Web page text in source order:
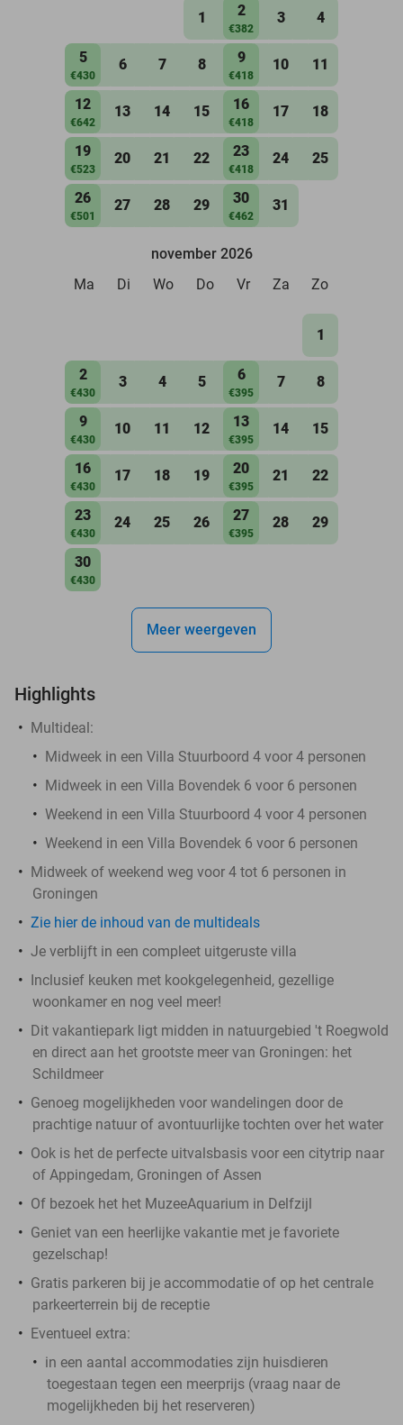
1 2
€382
3 4
5
€430
6 7 8 9
€418
10 11
12
€642
13 14 15 16
€418
17 18
19
€523
20 21 22 23
€418
24 25
26
€501
27 28 29 30
€462
31
november 2026
Ma
Di Wo Do Vr Za Zo
1
2
€430
3 4 5 6
€395
7 8
9
€430
10 11 12 13
€395
14 15
16
€430
17 18 19 20
€395
21 22
23
€430
24 25 26 27
€395
28 29
30
€430
Meer weergeven
Highlights
Multideal:
Midweek in een Villa Stuurboord 4 voor 4 personen
Midweek in een Villa Bovendek 6 voor 6 personen
Weekend in een Villa Stuurboord 4 voor 4 personen
Weekend in een Villa Bovendek 6 voor 6 personen
Midweek of weekend weg voor 4 tot 6 personen in
Groningen
Zie hier de inhoud van de multideals
Je verblijft in een compleet uitgeruste villa
Inclusief keuken met kookgelegenheid, gezellige
woonkamer en nog veel meer!
Dit vakantiepark ligt midden in natuurgebied 't Roegwold
en direct aan het grootste meer van Groningen: het
Schildmeer
Genoeg mogelijkheden voor wandelingen door de
prachtige natuur of avontuurlijke tochten over het water
Ook is het de perfecte uitvalsbasis voor een citytrip naar
of Appingedam, Groningen of Assen
Of bezoek het het MuzeeAquarium in Delfzijl
Geniet van een heerlijke vakantie met je favoriete
gezelschap!
Gratis parkeren bij je accommodatie of op het centrale
parkeerterrein bij de receptie
Eventueel extra:
in een aantal accommodaties zijn huisdieren
toegestaan tegen een meerprijs (vraag naar de
mogelijkheden bij het reserveren)